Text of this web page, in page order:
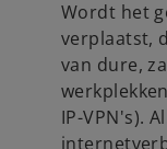
Wordt het
verplaatst,
van dure,
IP-VPN's).